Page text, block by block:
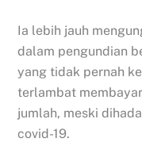
Ia lebih jauh
dalam pengundian
yang tidak pernah
terlambat
jumlah, meski
covid-19.